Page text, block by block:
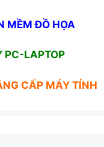
MỀM ĐỒ HỌA
PC-LAPTOP
CẤP MÁY TÍNH